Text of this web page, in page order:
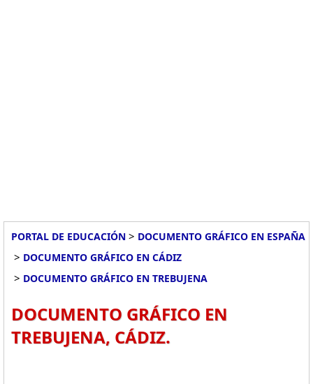
PORTAL DE EDUCACIÓN > DOCUMENTO GRÁFICO EN ESPAÑA
> DOCUMENTO GRÁFICO EN CÁDIZ
> DOCUMENTO GRÁFICO EN TREBUJENA
DOCUMENTO GRÁFICO EN
TREBUJENA, CÁDIZ.